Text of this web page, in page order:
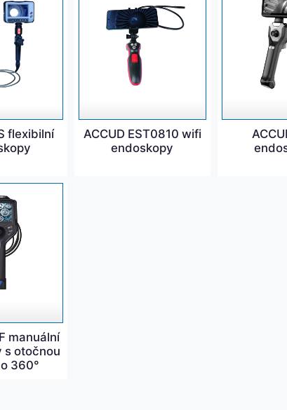
flexibilní
ACCUD EST0810 wifi
endoskopy
manuální
s otočnou
360°